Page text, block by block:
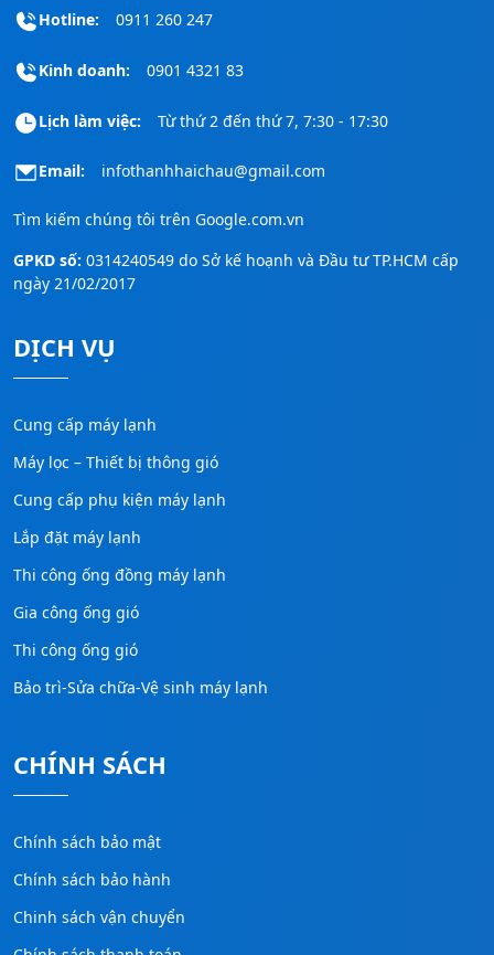
Hotline: 0911 260 247
Kinh doanh: 0901 4321 83
Lịch làm việc: Từ thứ 2 đến thứ 7, 7:30 - 17:30
Email: infothanhhaichau@gmail.com
Tìm kiếm chúng tôi trên Google.com.vn
GPKD số: 0314240549 do Sở kế hoạnh và Đầu tư TP.HCM cấp
ngày 21/02/2017
DỊCH VỤ
Cung cấp máy lạnh
Máy lọc – Thiết bị thông gió
Cung cấp phụ kiện máy lạnh
Lắp đặt máy lạnh
Thi công ống đồng máy lạnh
Gia công ống gió
Thi công ống gió
Bảo trì-Sửa chữa-Vệ sinh máy lạnh
CHÍNH SÁCH
Chính sách bảo mật
Chính sách bảo hành
Chinh sách vận chuyển